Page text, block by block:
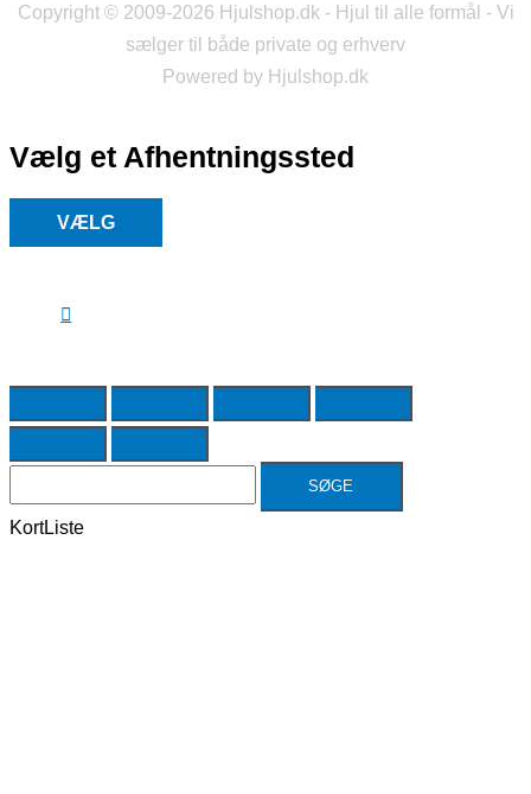
Copyright © 2009-2026 Hjulshop.dk - Hjul til alle formål - Vi
sælger til både private og erhverv
Powered by Hjulshop.dk
Vælg et Afhentningssted
VÆLG
SØGE
KortListe